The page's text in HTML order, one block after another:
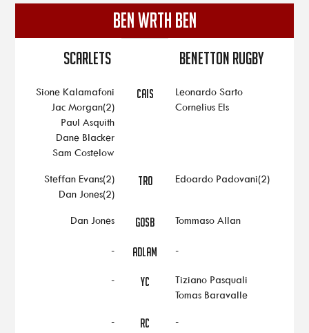
BEN WRTH BEN
Scarlets Benetton Rugby
Sione Kalamafoni
Jac Morgan(2)
Paul Asquith
Dane Blacker
Sam Costelow
CAIS
Leonardo Sarto
Cornelius Els
Steffan Evans(2)
Dan Jones(2)
TRO Edoardo Padovani(2)
Dan Jones GOSB Tommaso Allan
- ADLAM -
- YC
Tiziano Pasquali
Tomas Baravalle
-
RC -